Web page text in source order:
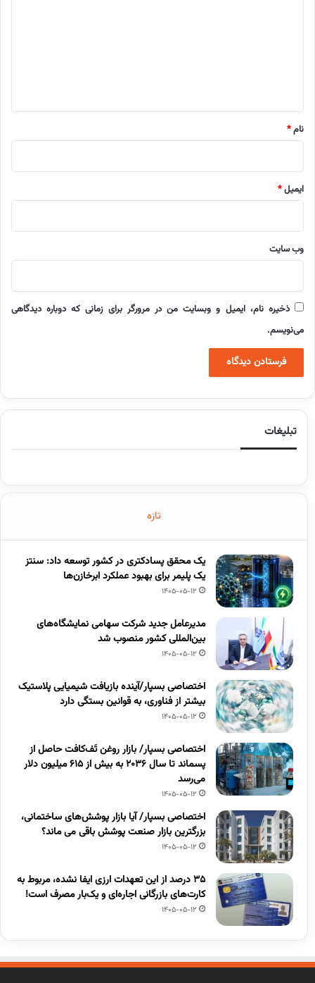
نام*
ایمیل*
وب‌ سایت
ذخیره نام، ایمیل و وبسایت من در مرورگر برای زمانی که دوباره دیدگاهی
می‌نویسم.
تبلیغات
تازه
یک محقق پسادکتری در کشور توسعه داد: سنتز
یک پلیمر برای بهبود عملکرد ابرخازن‌ها
1405-05-12
مدیرعامل جدید شرکت سهامی نمایشگاه‌های
بین‌المللی کشور منصوب شد
1405-05-12
اختصاصی بسپار/آینده بازیافت شیمیایی پلاستیک
بیشتر از فناوری، به قوانین بستگی دارد
1405-05-12
اختصاصی بسپار/ بازار روغن تَف‌کافت حاصل از
پسماند تا سال ۲۰۳۶ به بیش از ۶۱۵ میلیون دلار
می‌رسد
1405-05-12
اختصاصی بسپار/ آیا بازار پوشش‌های ساختمانی،
بزرگترین بازار صنعت پوشش باقی می ماند؟
1405-05-12
۳۵ درصد از این تعهدات ارزی ایفا نشده، مربوط به
کارت‌های بازرگانی اجاره‌ای و یک‌بار مصرف است!
1405-05-12